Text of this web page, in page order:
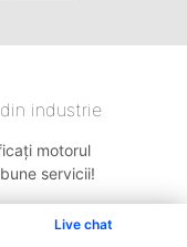
Live chat
industrie
motorul
servicii!